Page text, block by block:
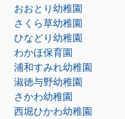
おおとり幼稚園
さくら草幼稚園
ひなどり幼稚園
わかほ保育園
浦和すみれ幼稚園
淑徳与野幼稚園
さかわ幼稚園
西堀ひかわ幼稚園